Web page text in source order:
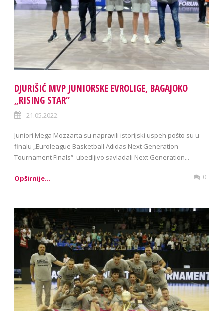
DJURIŠIĆ MVP JUNIORSKE EVROLIGE, BAGAJOKO
„RISING STAR“
21.05.2022.
Juniori Mega Mozzarta su napravili istorijski uspeh pošto su u
finalu „Euroleague Basketball Adidas Next Generation
Tournament Finals“ ubedljivo savladali Next Generation...
Opširnije... 0